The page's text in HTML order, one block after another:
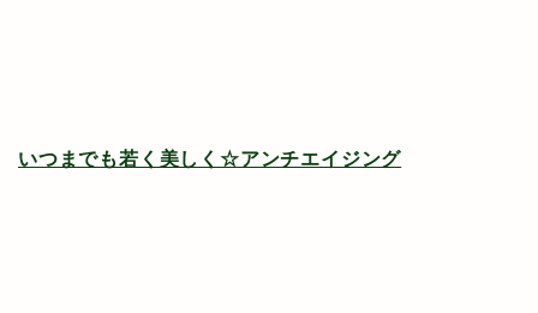
いつまでも若く美しく☆アンチエイジング